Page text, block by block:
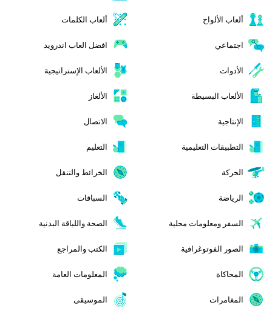
ألعاب الألواح ألعاب الكلمات
اجتماعي افضل العاب اندرويد
الأدوات الألعاب الإستراتيجية
الألعاب البسيطة الألغاز
الإنتاجية الاتصال
التطبيقات التعليمية التعليم
الحركة الخرائط والتنقل
الرياضة السباقات
السفر ومعلومات محلية الصحة واللياقة البدنية
الصور الفوتوغرافية الكتب والمراجع
المحاكاة المعلومات العامة
المغامرات الموسيقى